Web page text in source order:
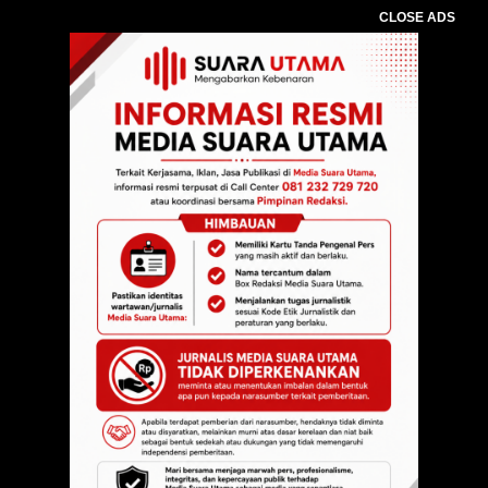
CLOSE ADS